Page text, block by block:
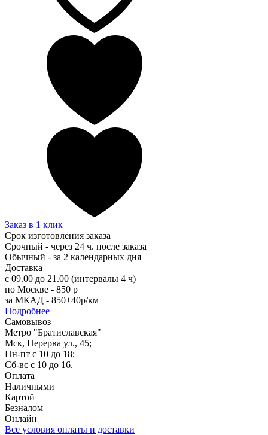
Заказ в 1 клик
Срок изготовления заказа
Срочный - через 24 ч. после заказа
Обычный - за 2 календарных дня
Доставка
с 09.00 до 21.00 (интервалы 4 ч)
по Москве - 850 р
за МКАД - 850+40р/км
Подробнее
Самовывоз
Метро "Братиславская"
Мск, Перерва ул., 45;
Пн-пт с 10 до 18;
Сб-вс с 10 до 16.
Оплата
Наличными
Картой
Безналом
Онлайн
Все условия оплаты и доставки